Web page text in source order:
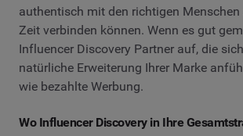
authentisch mit den richtigen
Zeit verbinden können. Wenn es gut
Influencer Discovery Partner auf, die
natürliche Erweiterung Ihrer Marke
wie bezahlte Werbung.
Wo Influencer Discovery in Ihre